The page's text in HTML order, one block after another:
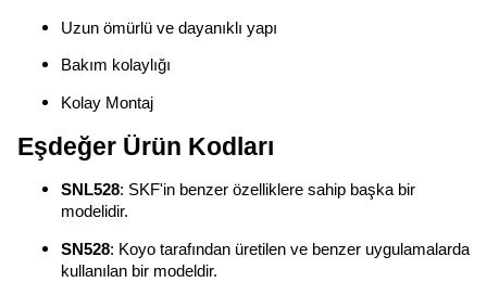
Uzun ömürlü ve dayanıklı yapı
Bakım kolaylığı
Kolay Montaj
Eşdeğer Ürün Kodları
SNL528: SKF'in benzer özelliklere sahip başka bir
modelidir.
SN528: Koyo tarafından üretilen ve benzer uygulamalarda
kullanılan bir modeldir.